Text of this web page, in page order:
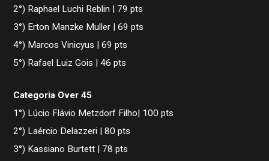
2°) Raphael Luchi Reblin | 79 pts
3°) Erton Manzke Muller | 69 pts
4°) Marcos Vinicyus | 69 pts
5°) Rafael Luiz Gois | 46 pts
Categoria Over 45
1°) Lúcio Flávio Metzdorf Filho| 100 pts
2°) Laércio Delazzeri | 80 pts
3°) Kassiano Burtett | 78 pts